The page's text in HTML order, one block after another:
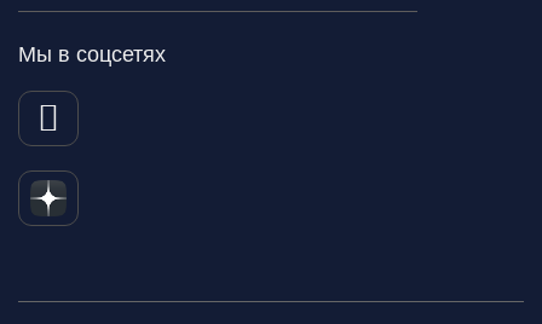
Мы в соцсетях